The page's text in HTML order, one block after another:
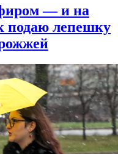
— и на
подаю лепешку